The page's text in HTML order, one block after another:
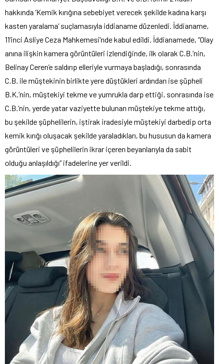
hakkında ‘Kemik kırığına sebebiyet verecek şekilde kadına karşı
kasten yaralama’ suçlamasıyla iddianame düzenledi. İddianame,
11’inci Asliye Ceza Mahkemesi’nde kabul edildi. İddianamede, “Olay
anına ilişkin kamera görüntüleri izlendiğinde, ilk olarak C.B.’nin,
Belinay Ceren’e saldırıp elleriyle vurmaya başladığı, sonrasında
C.B. ile müştekinin birlikte yere düştükleri ardından ise şüpheli
B.K.’nin, müştekiyi tekme ve yumrukla darp ettiği, sonrasında ise
C.B.’nin, yerde yatar vaziyette bulunan müştekiye tekme attığı,
bu şekilde şüphelilerin, iştirak iradesiyle müştekiyi darbedip orta
kemik kırığı oluşacak şekilde yaraladıkları, bu hususun da kamera
görüntüleri ve şüphelilerin ikrar içeren beyanlarıyla da sabit
olduğu anlaşıldığı” ifadelerine yer verildi.